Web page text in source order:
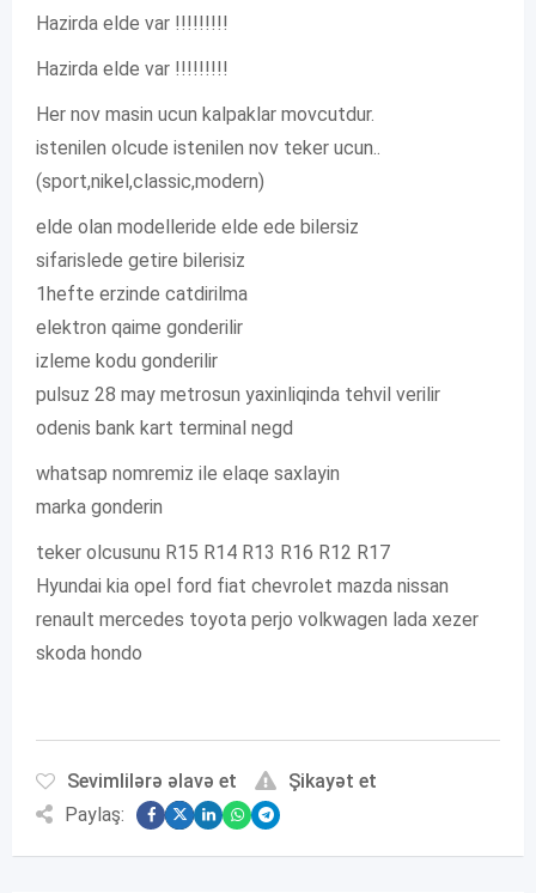
Hazirda elde var !!!!!!!!!
Hazirda elde var !!!!!!!!!
Her nov masin ucun kalpaklar movcutdur.
istenilen olcude istenilen nov teker ucun..
(sport,nikel,classic,modern)
elde olan modelleride elde ede bilersiz
sifarislede getire bilerisiz
1hefte erzinde catdirilma
elektron qaime gonderilir
izleme kodu gonderilir
pulsuz 28 may metrosun yaxinliqinda tehvil verilir
odenis bank kart terminal negd
whatsap nomremiz ile elaqe saxlayin
marka gonderin
teker olcusunu R15 R14 R13 R16 R12 R17
Hyundai kia opel ford fiat chevrolet mazda nissan
renault mercedes toyota perjo volkwagen lada xezer
skoda hondo
Sevimlilərə əlavə et
Şikayət et
Paylaş: